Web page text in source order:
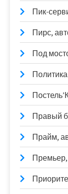
Пик-
Пирс,
Под
Правый
Прайм,